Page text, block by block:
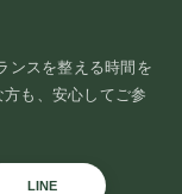
ンスを整える時間を
も、安心してご参
LINE
**